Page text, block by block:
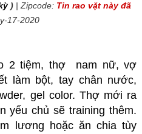
)| Zipcode: Tin rao vặt này đã
17-2020
2 tiệm, thợ nam nữ, vợ
làm bột, tay chân nước,
gel color. Thợ mới ra
yếu chủ sẽ training thêm.
lương hoặc ăn chia tùy